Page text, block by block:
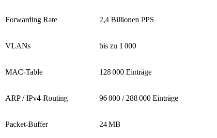
Forwarding Rate 2,4 Billionen PPS
VLANs bis zu 1 000
MAC‑Table 128 000 Einträge
ARP / IPv4‑Routing 96 000 / 288 000 Einträge
Packet‑Buffer 24 MB